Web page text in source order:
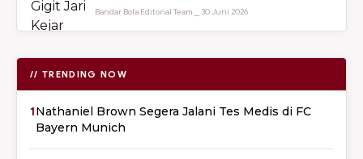
Bandar Bola Editorial Team ⎯ 30 Juni 2026
// TRENDING NOW
1Nathaniel Brown Segera Jalani Tes Medis di FC
Bayern Munich